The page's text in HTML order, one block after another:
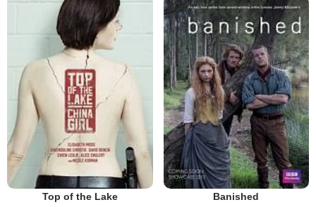
Top of the Lake Banished